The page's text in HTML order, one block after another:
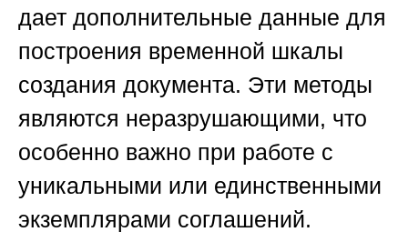
дает дополнительные данные для
построения временной шкалы
создания документа. Эти методы
являются неразрушающими, что
особенно важно при работе с
уникальными или единственными
экземплярами соглашений.